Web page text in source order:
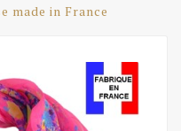
made in France